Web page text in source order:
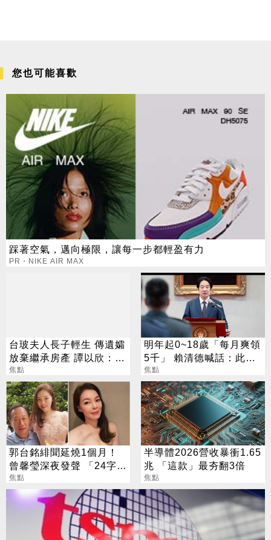
您也可能喜歡
踩著空氣，邁向極限，讓每一步都輕盈有力
PR・NIKE AIR MAX
台玻夫人長子輕生 傳遺孀
放棄繼承房產 譚以欣：不
實內容二次傷害
焦點
明年起0~18歲「每月爽領
5千」 賴清德喊話：此時
不生待何時
焦點
郭台銘緋聞延燒1個月！
曾馨瑩深夜發聲 「24字」
吐盡最心繫的事
焦點
半導體2026營收暴衝1.65
兆 「這款」最夯翻3倍
焦點